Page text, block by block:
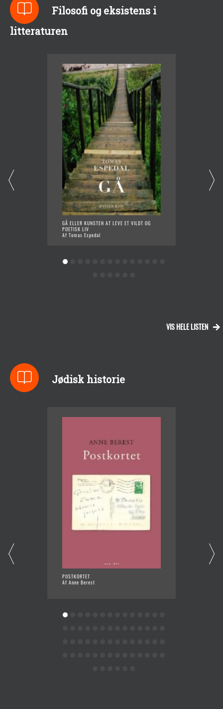
Filosofi og eksistens i
litteraturen
GÅ ELLER KUNSTEN AT LEVE ET VILDT OG
POETISK LIV
Af Tomas Espedal
VIS HELE LISTEN
Jødisk historie
POSTKORTET
Af Anne Berest